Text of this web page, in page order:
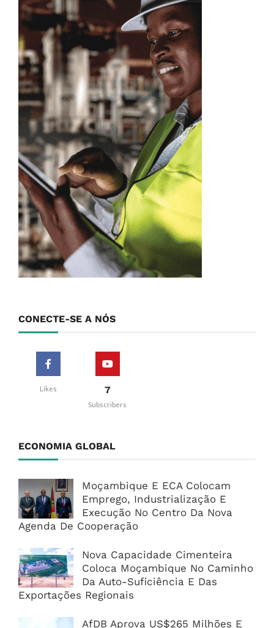
CONECTE-SE A NÓS
Likes 7
Subscribers
ECONOMIA GLOBAL
Moçambique E ECA Colocam
Emprego, Industrialização E
Execução No Centro Da Nova
Agenda De Cooperação
Nova Capacidade Cimenteira
Coloca Moçambique No Caminho
Da Auto-Suficiência E Das
Exportações Regionais
AfDB Aprova US$265 Milhões E